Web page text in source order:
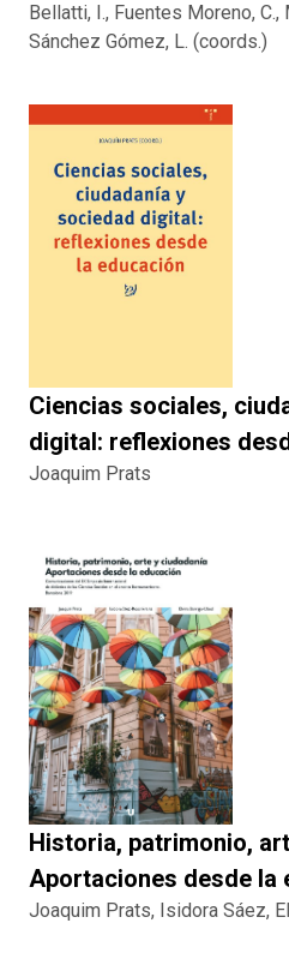
Bellatti, I., Fuentes Moreno,
Sánchez Gómez, L. (coords.)
Ciencias sociales,
digital: reflexiones
Joaquim Prats
Historia, patrimonio,
Aportaciones desde la
Joaquim Prats, Isidora Sáez,